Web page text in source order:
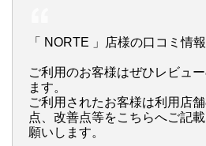
「 NORTE 」店様の口コミ情報
ご利用のお客様はぜひレビュ
ます。
ご利用されたお客様は利用店
点、改善点等をこちらへご記
願いします。